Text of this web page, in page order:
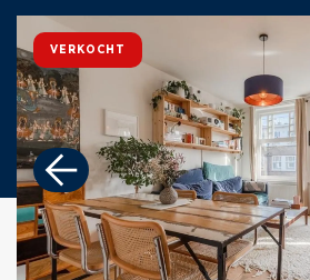
VERKOCHT